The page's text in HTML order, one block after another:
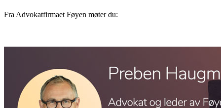
Fra Advokatfirmaet Føyen møter du: